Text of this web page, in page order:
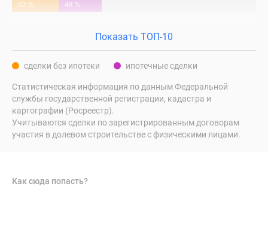
52 % 48 %
Показать ТОП-10
сделки без ипотеки ипотечные сделки
Статистическая информация по данным Федеральной
службы государственной регистрации, кадастра и
картографии (Росреестр).
Учитываются сделки по зарегистрированным договорам
участия в долевом строительстве с физическими лицами.
Как сюда попасть?